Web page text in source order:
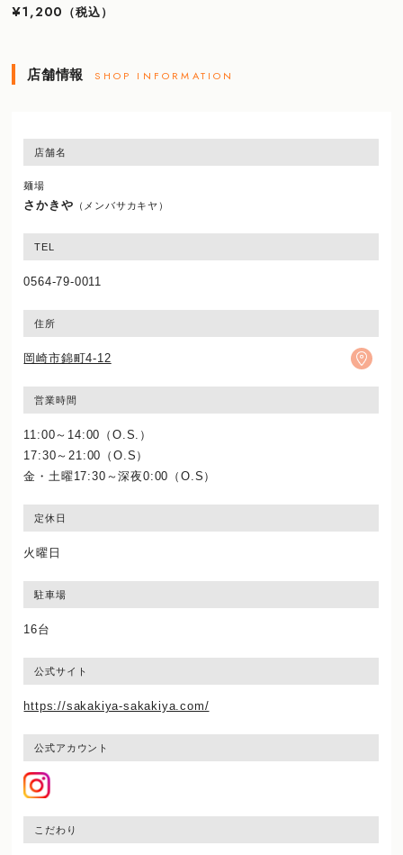
¥1,200
（税込）
店舗情報 SHOP INFORMATION
店舗名
麺場
さかきや （メンバサカキヤ）
TEL
0564-79-0011
住所
岡崎市錦町4-12
営業時間
11:00～14:00（O.S.）
17:30～21:00（O.S）
金・土曜17:30～深夜0:00（O.S）
定休日
火曜日
駐車場
16台
公式サイト
https://sakakiya-sakakiya.com/
公式アカウント
こだわり